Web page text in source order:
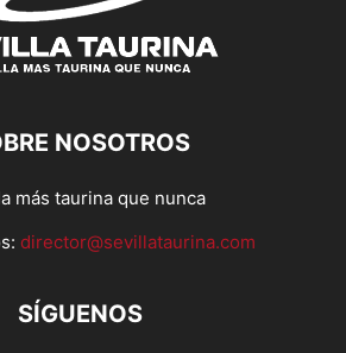
NOSOTROS
más taurina que nunca
director@sevillataurina.com
SÍGUENOS